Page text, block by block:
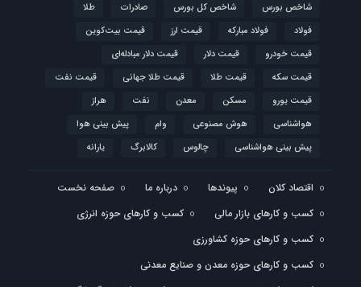
شاخص بورس
شاخص کل بورس صادرات
طلا
فولاد
فولاد مبارکه قیمت ارز
قیمت بیت‌کوین
قیمت خودرو
قیمت دلار
قیمت دلار مبادله‌ای
قیمت سکه
قیمت طلا قیمت طلا جهانی
قیمت نفت
قیمت یورو
مسکن معدن نفت
هراز
هواشناسی
هوش مصنوعی وام
پیش بینی هوا
پیش بینی هواشناسی
چالوس کالابرگ یارانه
اقتصاد کلان پیوندها درباره ما
صفحه نخست
کسب و کارهای بازار مالی
کسب و کارهای حوزه انرژی
کسب و کارهای حوزه کشاورزی
کسب و کارهای حوزه معدن و صنایع معدنی